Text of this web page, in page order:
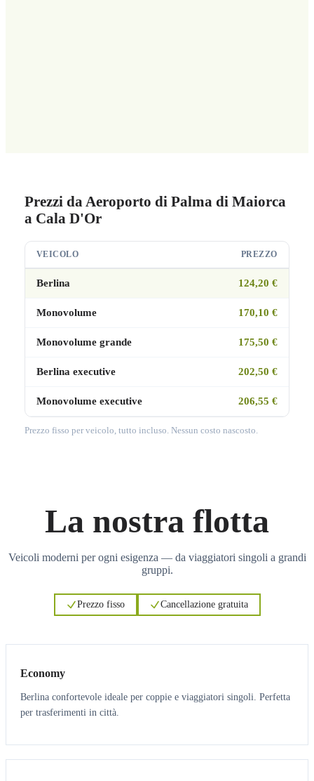
Prezzi da Aeroporto di Palma di Maiorca
a Cala D'Or
VEICOLO PREZZO
Berlina 124,20 €
Monovolume 170,10 €
Monovolume grande 175,50 €
Berlina executive 202,50 €
Monovolume executive 206,55 €
Prezzo fisso per veicolo, tutto incluso. Nessun costo nascosto.
La nostra flotta
Veicoli moderni per ogni esigenza — da viaggiatori singoli a grandi
gruppi.
Prezzo fisso Cancellazione gratuita
Economy
Berlina confortevole ideale per coppie e viaggiatori singoli. Perfetta
per trasferimenti in città.
3 3